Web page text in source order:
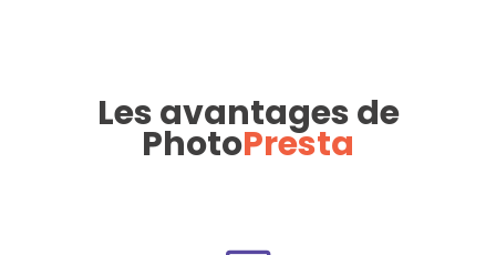
Les avantages de
PhotoPresta